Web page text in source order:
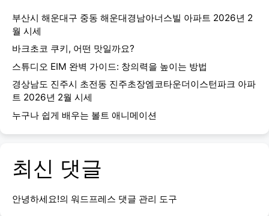
부산시 해운대구 중동 해운대경남아너스빌 아파트 2026년 2
월 시세
바크초코 쿠키, 어떤 맛일까요?
스튜디오 EIM 완벽 가이드: 창의력을 높이는 방법
경상남도 진주시 초전동 진주초장엠코타운더이스턴파크 아파
트 2026년 2월 시세
누구나 쉽게 배우는 볼트 애니메이션
최신 댓글
안녕하세요!의 워드프레스 댓글 관리 도구